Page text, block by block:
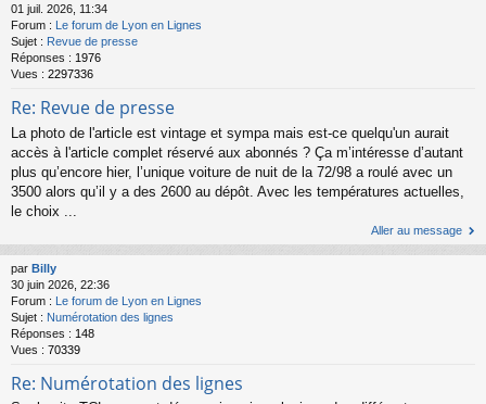
01 juil. 2026, 11:34
Forum : Le forum de Lyon en Lignes
Sujet : Revue de presse
Réponses : 1976
Vues : 2297336
Re: Revue de presse
La photo de l'article est vintage et sympa mais est-ce quelqu'un aurait
accès à l'article complet réservé aux abonnés ? Ça m’intéresse d’autant
plus qu’encore hier, l’unique voiture de nuit de la 72/98 a roulé avec un
3500 alors qu’il y a des 2600 au dépôt. Avec les températures actuelles,
le choix ...
Aller au message
par Billy
30 juin 2026, 22:36
Forum : Le forum de Lyon en Lignes
Sujet : Numérotation des lignes
Réponses : 148
Vues : 70339
Re: Numérotation des lignes